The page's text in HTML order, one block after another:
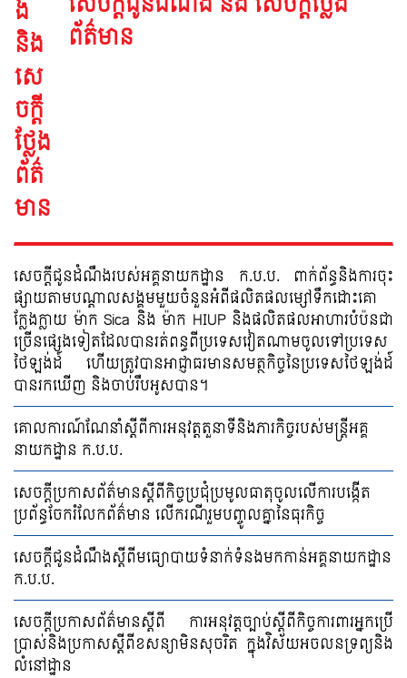
ព័ត៌មាន
សេចក្ដីជូនដំណឹងរបស់អគ្គនាយកដ្ឋាន ក.ប.ប. ពាក់ព័ន្ធនិងការចុះ
ផ្សាយតាមបណ្ដាលសង្គមមួយចំនួនអំពីផលិតផលម្សៅទឹកដោះគោ
ក្លែងក្លាយ ម៉ាក Sica និង ម៉ាក HIUP និងផលិតផលអាហារបំប៉នជា
ច្រើនផ្សេងទៀតដែលបានរត់ពន្ធពីប្រទេសវៀតណាមចូលទៅប្រទេស
ថៃឡង់ដ៍ ហើយត្រូវបានអាជ្ញាធរមានសមត្ថកិច្ចនៃប្រទេសថៃឡង់ដ៍
បានរកឃើញ និងចាប់រឹបអូសបាន។
គោលការណ៍ណែនាំស្តីពីការអនុវត្តតួនាទីនិងភារកិច្ចរបស់មន្រ្តីអគ្គ
នាយកដ្ឋាន ក.ប.ប.
សេចក្ដីប្រកាសព័ត៌មានស្ដីពីកិច្ចប្រជុំប្រមូលធាតុចូលលើការបង្កើត
ប្រព័ន្ធចែករំលែកព័ត៌មាន លើករណីរួមបញ្ចូលគ្នានៃធុរកិច្ច
សេចក្ដីជូនដំណឹងស្ដីពីមធ្យោបាយទំនាក់ទំនងមកកាន់អគ្គនាយកដ្ឋាន
ក.ប.ប.
សេចក្តីប្រកាសព័ត៌មានស្តីពី ការអនុវត្តច្បាប់ស្តីពីកិច្ចការពារអ្នកប្រើ
ប្រាស់និងប្រកាសស្តីពីខសន្យាមិនសុចរិត ក្នុងវិស័យអចលនទ្រព្យនិង
លំនៅដ្ឋាន